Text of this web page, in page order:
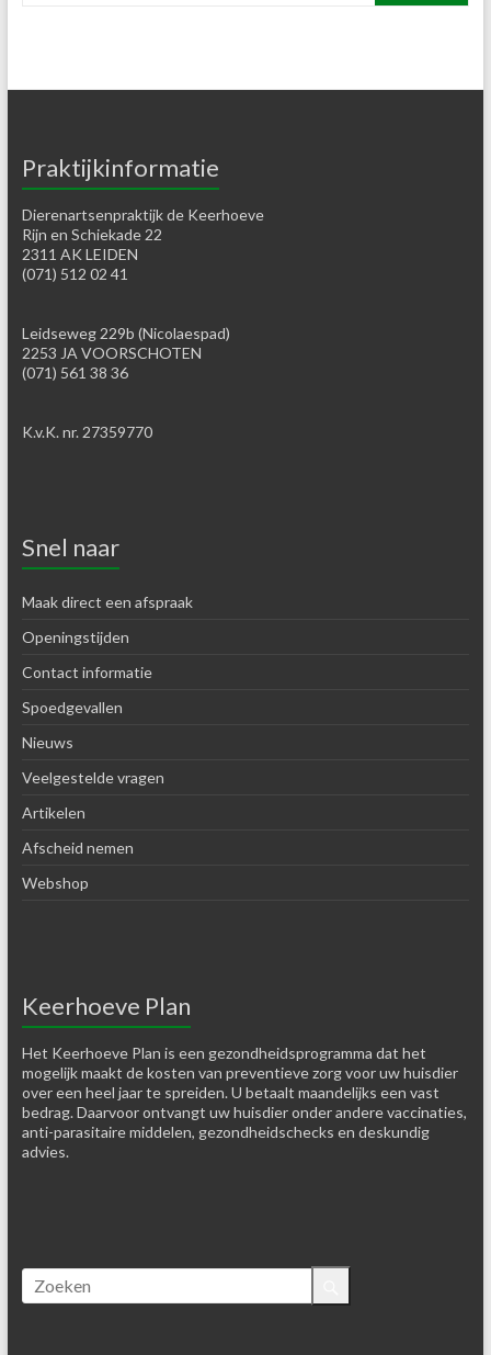
Praktijkinformatie
Dierenartsenpraktijk de Keerhoeve
Rijn en Schiekade 22
2311 AK LEIDEN
(071) 512 02 41
Leidseweg 229b (Nicolaespad)
2253 JA VOORSCHOTEN
(071) 561 38 36
K.v.K. nr. 27359770
Snel naar
Maak direct een afspraak
Openingstijden
Contact informatie
Spoedgevallen
Nieuws
Veelgestelde vragen
Artikelen
Afscheid nemen
Webshop
Keerhoeve Plan
Het Keerhoeve Plan is een gezondheidsprogramma dat het
mogelijk maakt de kosten van preventieve zorg voor uw huisdier
over een heel jaar te spreiden. U betaalt maandelijks een vast
bedrag. Daarvoor ontvangt uw huisdier onder andere vaccinaties,
anti-parasitaire middelen, gezondheidschecks en deskundig
advies.